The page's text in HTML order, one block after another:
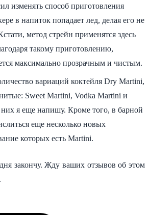
изменять способ приготовления
в напиток попадает лед, делая его не
метод стрейн применятся здесь
такому приготовлению,
максимально прозрачным и чистым.
вариаций коктейля Dry Martini,
Sweet Martini, Vodka Martini и
я еще напишу. Кроме того, в барной
еще несколько новых
которых есть Martini.
закончу. Жду ваших отзывов об этом